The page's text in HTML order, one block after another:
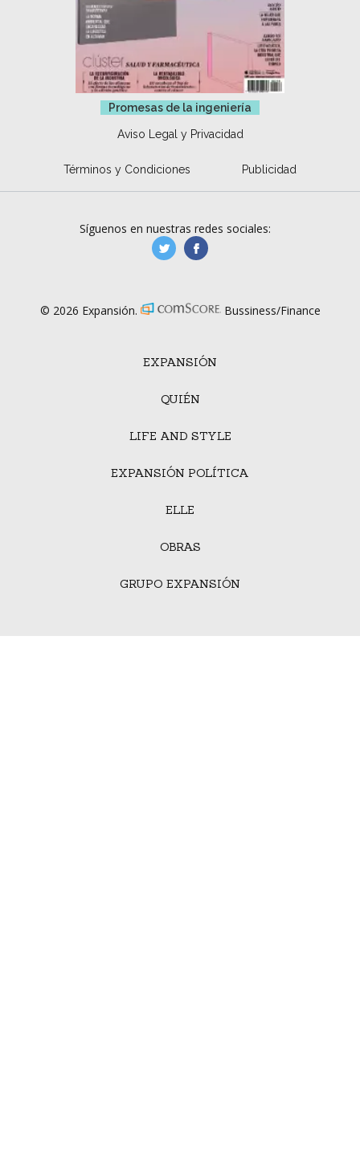
Promesas de la ingeniería
Aviso Legal y Privacidad
Términos y Condiciones Publicidad
EXPANSIÓN
QUIÉN
LIFE AND STYLE
EXPANSIÓN POLÍTICA
ELLE
OBRAS
GRUPO EXPANSIÓN
Síguenos en nuestras redes sociales:
manufacturaGE
© 2026 Expansión. Bussiness/Finance